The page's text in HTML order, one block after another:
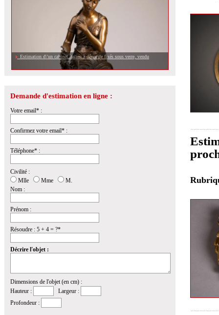
Estimation d\'un cabinet italien à décor de fixés sous verre, vendu
Demande d'estimation en ligne :
Votre email* :
Confirmez votre email* :
Téléphone* :
Civilité :
Mlle
Mme
M.
Nom :
Prénom :
Résoudre : 5 + 4 = ?*
Décrire l'objet :
Dimensions de l'objet (en cm) :
Hauteur :
Largeur :
Profondeur :